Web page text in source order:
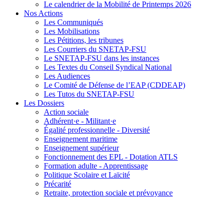
Le calendrier de la Mobilité de Printemps 2026
Nos Actions
Les Communiqués
Les Mobilisations
Les Pétitions, les tribunes
Les Courriers du SNETAP-FSU
Le SNETAP-FSU dans les instances
Les Textes du Conseil Syndical National
Les Audiences
Le Comité de Défense de l’EAP (CDDEAP)
Les Tutos du SNETAP-FSU
Les Dossiers
Action sociale
Adhérent·e - Militant·e
Égalité professionnelle - Diversité
Enseignement maritime
Enseignement supérieur
Fonctionnement des EPL - Dotation ATLS
Formation adulte - Apprentissage
Politique Scolaire et Laïcité
Précarité
Retraite, protection sociale et prévoyance